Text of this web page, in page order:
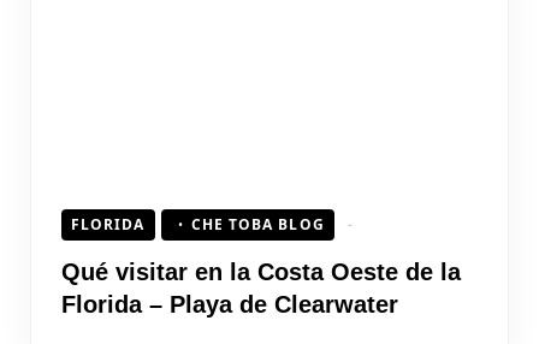
FLORIDA CHE TOBA BLOG
Qué visitar en la Costa Oeste de la
Florida – Playa de Clearwater